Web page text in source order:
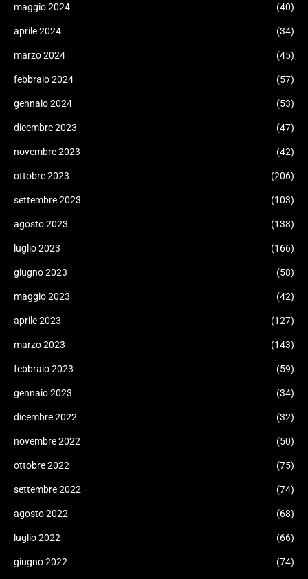
maggio 2024 (40)
aprile 2024 (34)
marzo 2024 (45)
febbraio 2024 (57)
gennaio 2024 (53)
dicembre 2023 (47)
novembre 2023 (42)
ottobre 2023 (206)
settembre 2023 (103)
agosto 2023 (138)
luglio 2023 (166)
giugno 2023 (58)
maggio 2023 (42)
aprile 2023 (127)
marzo 2023 (143)
febbraio 2023 (59)
gennaio 2023 (34)
dicembre 2022 (32)
novembre 2022 (50)
ottobre 2022 (75)
settembre 2022 (74)
agosto 2022 (68)
luglio 2022 (66)
giugno 2022 (74)